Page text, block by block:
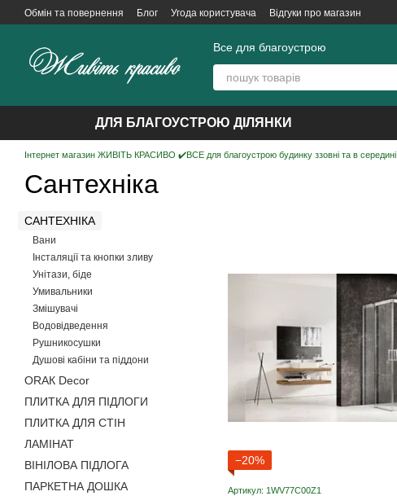
Перейти до основного контенту
Обмін та повернення Блог Угода користувача Відгуки про магазин
Все для благоустрою
ДЛЯ БЛАГОУСТРОЮ ДІЛЯНКИ
Інтернет магазин ЖИВІТЬ КРАСИВО ✔️ВСЕ для благоустрою будинку ззовні та в середині
Сантехніка
−20%
Артикул: 1WV77C00Z1
САНТЕХНІКА
Вани
Інсталяції та кнопки зливу
Унітази, біде
Умивальники
Змішувачі
Водовідведення
Рушникосушки
Душові кабіни та піддони
ОRАК Decor
ПЛИТКА ДЛЯ ПІДЛОГИ
ПЛИТКА ДЛЯ СТІН
ЛАМІНАТ
ВІНІЛОВА ПІДЛОГА
ПАРКЕТНА ДОШКА